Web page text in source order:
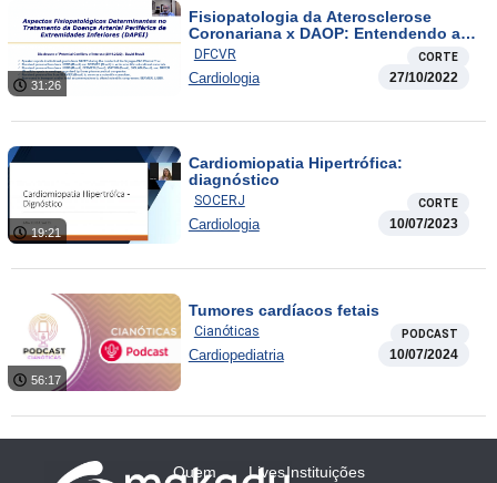
31:26
Fisiopatologia da Aterosclerose
Coronariana x DAOP: Entendendo as
Diferenças para Tratar Melhor
DFCVR CORTE
Cardiologia 27/10/2022
19:21
Cardiomiopatia Hipertrófica:
diagnóstico
SOCERJ CORTE
Cardiologia 10/07/2023
56:17
Tumores cardíacos fetais
Cianóticas PODCAST
Cardiopediatria 10/07/2024
Quem
LivesInstituições